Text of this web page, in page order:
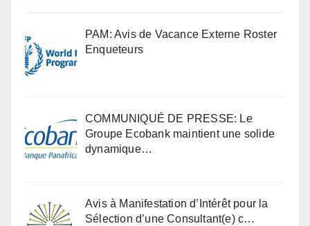
PAM: Avis de Vacance Externe Roster
Enqueteurs
COMMUNIQUÉ DE PRESSE: Le
Groupe Ecobank maintient une solide
dynamique…
Avis à Manifestation d’Intérêt pour la
Sélection d’une Consultant(e) c…